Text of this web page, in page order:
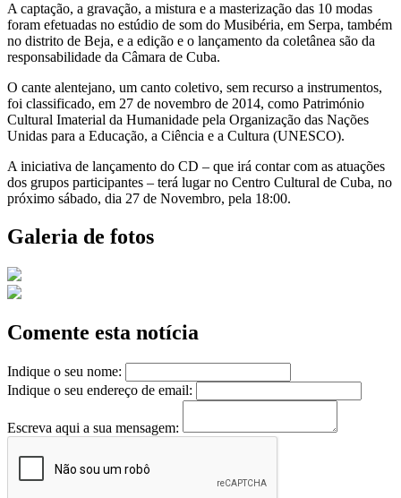
A captação, a gravação, a mistura e a masterização das 10 modas
foram efetuadas no estúdio de som do Musibéria, em Serpa, também
no distrito de Beja, e a edição e o lançamento da coletânea são da
responsabilidade da Câmara de Cuba.
O cante alentejano, um canto coletivo, sem recurso a instrumentos,
foi classificado, em 27 de novembro de 2014, como Património
Cultural Imaterial da Humanidade pela Organização das Nações
Unidas para a Educação, a Ciência e a Cultura (UNESCO).
A iniciativa de lançamento do CD – que irá contar com as atuações
dos grupos participantes – terá lugar no Centro Cultural de Cuba, no
próximo sábado, dia 27 de Novembro, pela 18:00.
Galeria de fotos
Comente esta notícia
Indique o seu nome:
Indique o seu endereço de email:
Escreva aqui a sua mensagem: